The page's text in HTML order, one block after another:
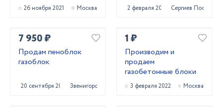
26 ноября 2021 Москва 2 февраля 2022 Сергиев Посад
7 950 ₽
Продам пеноблок
газоблок
20 сентября 2021 Звенигород
1 ₽
Производим и
продаем
газобетонные блоки
3 февраля 2022 Москва